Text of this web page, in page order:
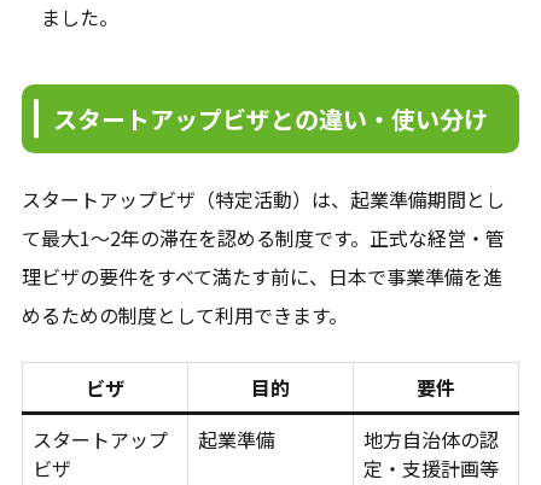
ました。
スタートアップビザとの違い・使い分け
スタートアップビザ（特定活動）は、起業準備期間とし
て最大1〜2年の滞在を認める制度です。正式な経営・管
理ビザの要件をすべて満たす前に、日本で事業準備を進
めるための制度として利用できます。
ビザ 目的
要件
スタートアップ
ビザ
起業準備
地方自治体の認
定・支援計画等